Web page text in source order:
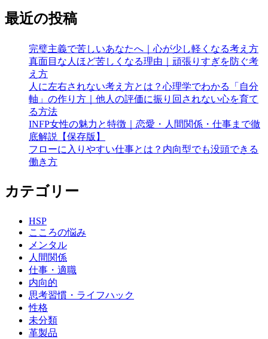
最近の投稿
完璧主義で苦しいあなたへ｜心が少し軽くなる考え方
真面目な人ほど苦しくなる理由｜頑張りすぎを防ぐ考
え方
人に左右されない考え方とは？心理学でわかる「自分
軸」の作り方｜他人の評価に振り回されない心を育て
る方法
INFP女性の魅力と特徴｜恋愛・人間関係・仕事まで徹
底解説【保存版】
フローに入りやすい仕事とは？内向型でも没頭できる
働き方
カテゴリー
HSP
こころの悩み
メンタル
人間関係
仕事・適職
内向的
思考習慣・ライフハック
性格
未分類
革製品